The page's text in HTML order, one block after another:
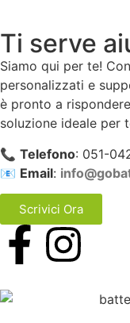
Ti serve
Siamo qui per te!
personalizzati e
è pronto a
soluzione ideale per
📞 Telefono: 051-
📧 Email:
Scrivici Ora